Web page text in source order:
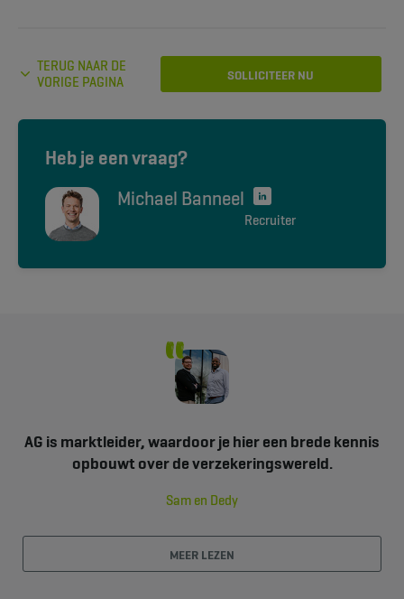
Heb je een vraag?
Michael Banneel
Recruiter
TERUG NAAR DE
VORIGE PAGINA
SOLLICITEER NU
AG is marktleider, waardoor je hier een brede kennis
opbouwt over de verzekeringswereld.
Sam en Dedy
MEER LEZEN